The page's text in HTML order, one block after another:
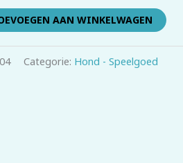
AAN WINKELWAGEN
Categorie: Hond - Speelgoed